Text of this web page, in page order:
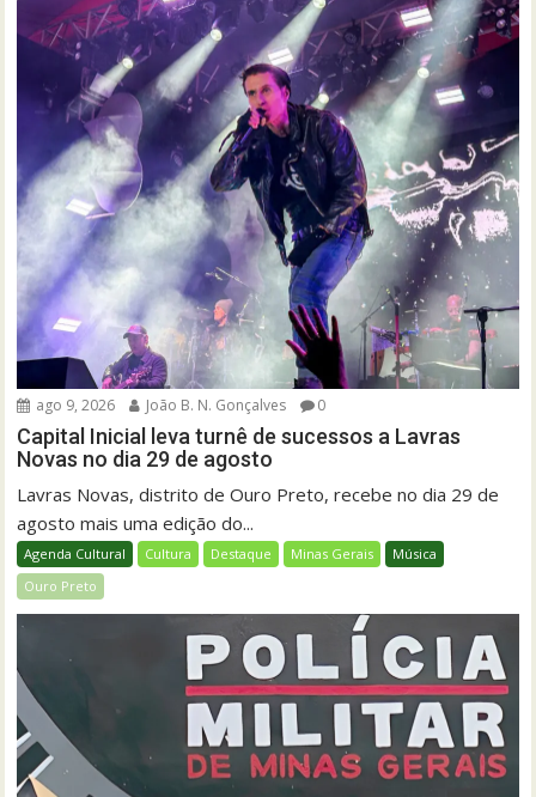
ago 9, 2026 João B. N. Gonçalves 0
Capital Inicial leva turnê de sucessos a Lavras
Novas no dia 29 de agosto
Lavras Novas, distrito de Ouro Preto, recebe no dia 29 de
agosto mais uma edição do...
Agenda Cultural Cultura Destaque Minas Gerais
Música
Ouro Preto